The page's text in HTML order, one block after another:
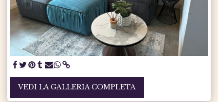
VEDI LA GALLERIA COMPLETA